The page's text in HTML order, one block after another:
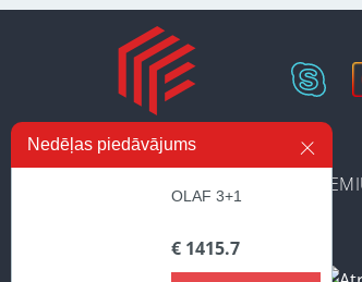
Nedēļas piedāvājums
OLAF 3+1
€ 1415.7